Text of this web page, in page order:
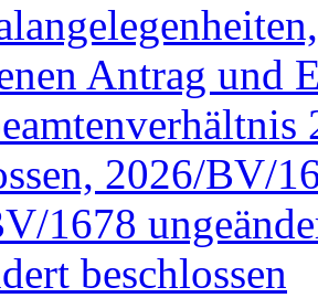
Antrag und
2026/BV/
1678
beschlossen